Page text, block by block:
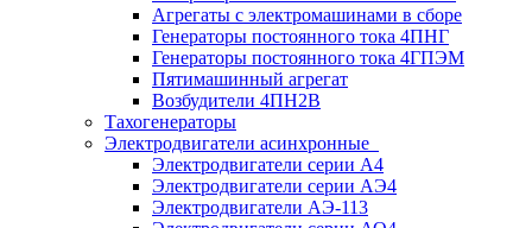
Агрегаты с электромашинами в сборе
Генераторы постоянного тока 4ПНГ
Генераторы постоянного тока 4ГПЭМ
Пятимашинный агрегат
Возбудители 4ПН2В
Тахогенераторы
Электродвигатели асинхронные
Электродвигатели серии А4
Электродвигатели серии АЭ4
Электродвигатели АЭ-113